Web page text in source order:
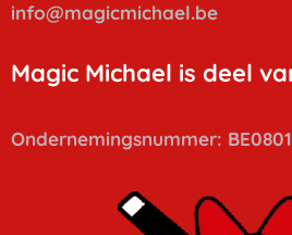
info@magicmichael.be
Magic Michael is deel
Ondernemingsnummer: